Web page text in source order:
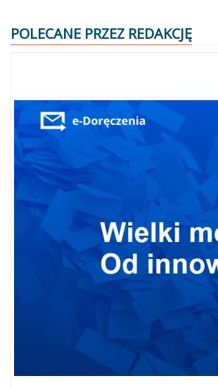
POLECANE PRZEZ REDAKCJĘ